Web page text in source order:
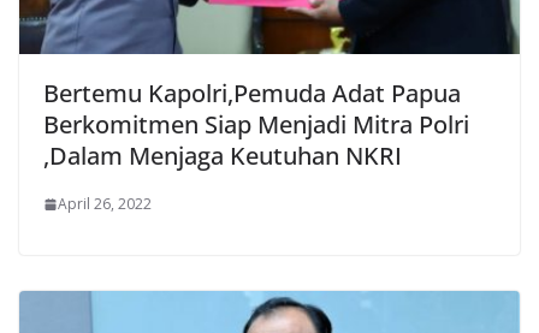
Bertemu Kapolri,Pemuda Adat Papua
Berkomitmen Siap Menjadi Mitra Polri
,Dalam Menjaga Keutuhan NKRI
April 26, 2022